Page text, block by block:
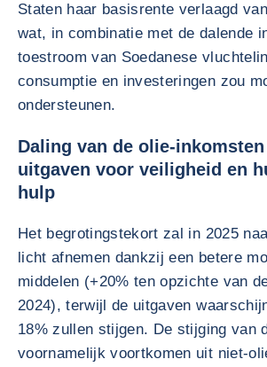
Staten haar basisrente verlaagd
wat, in combinatie met de dalende
toestroom van Soedanese
consumptie en investeringen zou
ondersteunen.
Daling van de olie-
uitgaven voor veiligheid en
hulp
Het begrotingstekort zal in 2025
licht afnemen dankzij een betere
middelen (+20% ten opzichte van
2024), terwijl de uitgaven
18% zullen stijgen. De stijging van
voornamelijk voortkomen uit niet-